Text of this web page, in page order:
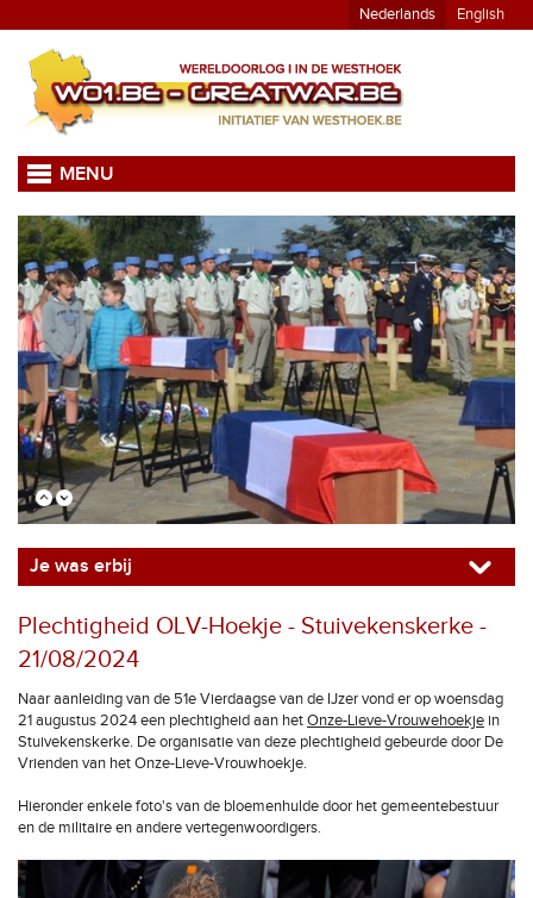
Nederlands English
MENU
Je was erbij
Plechtigheid OLV-Hoekje - Stuivekenskerke -
21/08/2024
Naar aanleiding van de 51e Vierdaagse van de IJzer vond er op woensdag
21 augustus 2024 een plechtigheid aan hetOnze-Lieve-Vrouwehoekje in
Stuivekenskerke. De organisatie van deze plechtigheid gebeurde door De
Vrienden van het Onze-Lieve-Vrouwhoekje.
Hieronder enkele foto's van de bloemenhulde door het gemeentebestuur
en de militaire en andere vertegenwoordigers.